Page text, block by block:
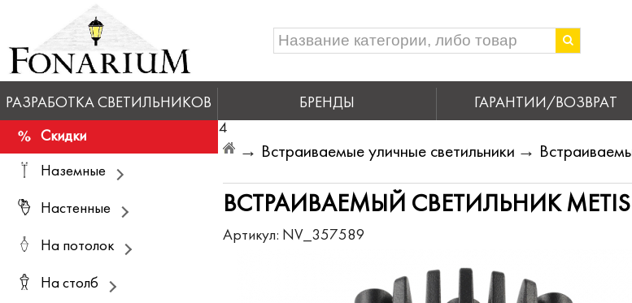
РАЗРАБОТКА СВЕТИЛЬНИКОВ БРЕНДЫ ГАРАНТИИ/ВОЗВРАТ
Скидки
Наземные
Настенные
На потолок
На столб
4
→
→ Встраиваемые уличные светильники
ВСТРАИВАЕМЫЙ СВЕТИЛЬНИК METIS
Артикул: NV_357589